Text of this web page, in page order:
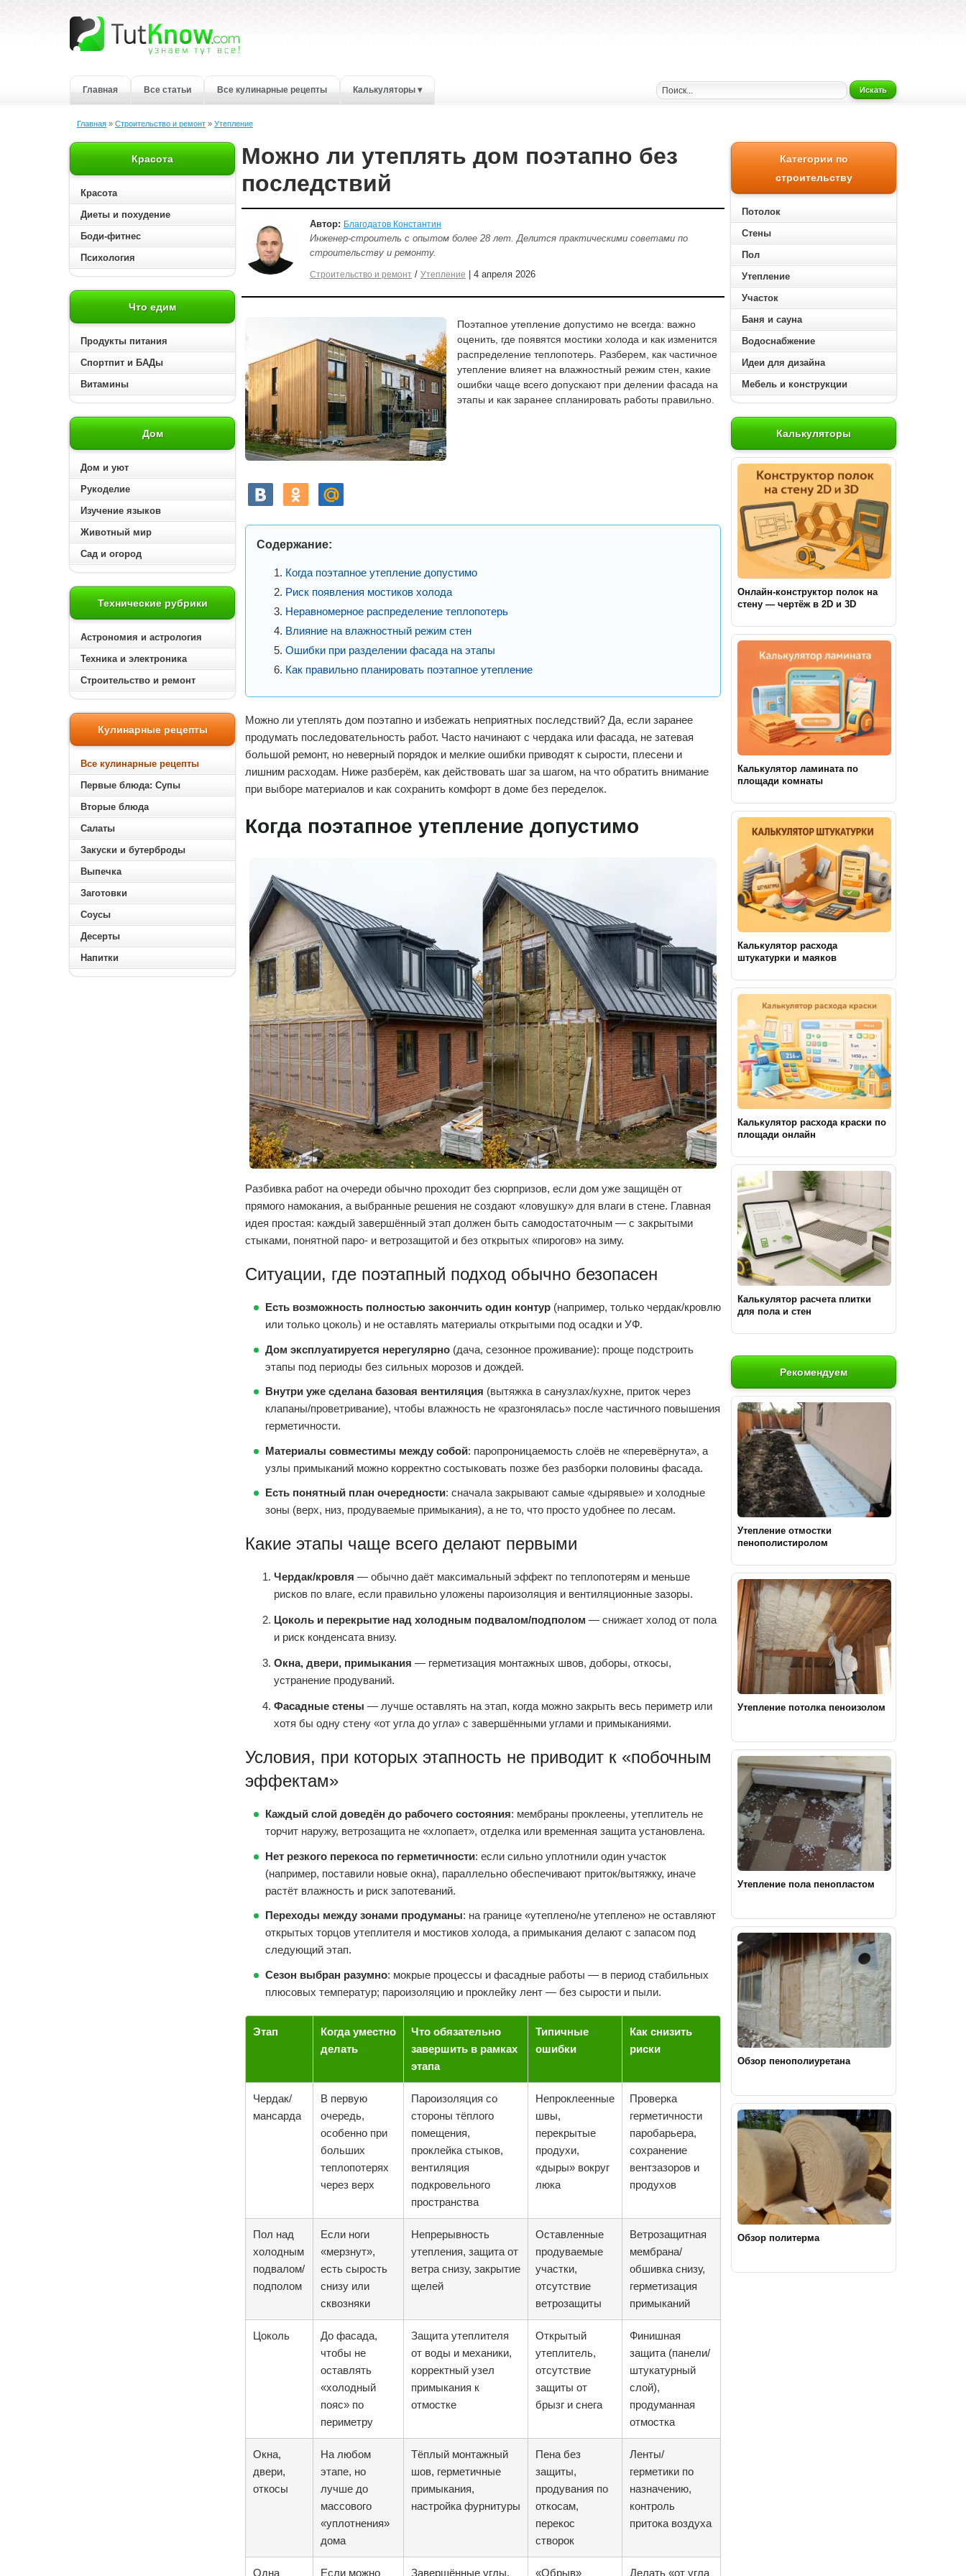
Главная Все статьи Все кулинарные рецепты Калькуляторы ▾ Искать
Главная » Строительство и ремонт » Утепление
Красота
Красота
Диеты и похудение
Боди-фитнес
Психология
Что едим
Продукты питания
Спортпит и БАДы
Витамины
Дом
Дом и уют
Рукоделие
Изучение языков
Животный мир
Сад и огород
Технические рубрики
Астрономия и астрология
Техника и электроника
Строительство и ремонт
Кулинарные рецепты
Все кулинарные рецепты
Первые блюда: Супы
Вторые блюда
Салаты
Закуски и бутерброды
Выпечка
Заготовки
Соусы
Десерты
Напитки
Категории по
строительству
Потолок
Стены
Пол
Утепление
Участок
Баня и сауна
Водоснабжение
Идеи для дизайна
Мебель и конструкции
Калькуляторы
Онлайн-конструктор полок на
стену — чертёж в 2D и 3D
Калькулятор ламината по
площади комнаты
Калькулятор расхода
штукатурки и маяков
Калькулятор расхода краски по
площади онлайн
Калькулятор расчета плитки
для пола и стен
Рекомендуем
Утепление отмостки
пенополистиролом
Утепление потолка пеноизолом
Утепление пола пенопластом
Обзор пенополиуретана
Обзор политерма
Можно ли утеплять дом поэтапно без
последствий
Автор: Благодатов Константин
Инженер-строитель с опытом более 28 лет. Делится практическими советами по
строительству и ремонту.
Строительство и ремонт / Утепление | 4 апреля 2026
Поэтапное утепление допустимо не всегда: важно
оценить, где появятся мостики холода и как изменится
распределение теплопотерь. Разберем, как частичное
утепление влияет на влажностный режим стен, какие
ошибки чаще всего допускают при делении фасада на
этапы и как заранее спланировать работы правильно.
Содержание:
Когда поэтапное утепление допустимо
Риск появления мостиков холода
Неравномерное распределение теплопотерь
Влияние на влажностный режим стен
Ошибки при разделении фасада на этапы
Как правильно планировать поэтапное утепление
Можно ли утеплять дом поэтапно и избежать неприятных последствий? Да, если заранее
продумать последовательность работ. Часто начинают с чердака или фасада, не затевая
большой ремонт, но неверный порядок и мелкие ошибки приводят к сырости, плесени и
лишним расходам. Ниже разберём, как действовать шаг за шагом, на что обратить внимание
при выборе материалов и как сохранить комфорт в доме без переделок.
Когда поэтапное утепление допустимо
Разбивка работ на очереди обычно проходит без сюрпризов, если дом уже защищён от
прямого намокания, а выбранные решения не создают «ловушку» для влаги в стене. Главная
идея простая: каждый завершённый этап должен быть самодостаточным — с закрытыми
стыками, понятной паро- и ветрозащитой и без открытых «пирогов» на зиму.
Ситуации, где поэтапный подход обычно безопасен
Есть возможность полностью закончить один контур (например, только чердак/кровлю
или только цоколь) и не оставлять материалы открытыми под осадки и УФ.
Дом эксплуатируется нерегулярно (дача, сезонное проживание): проще подстроить
этапы под периоды без сильных морозов и дождей.
Внутри уже сделана базовая вентиляция (вытяжка в санузлах/кухне, приток через
клапаны/проветривание), чтобы влажность не «разгонялась» после частичного повышения
герметичности.
Материалы совместимы между собой: паропроницаемость слоёв не «перевёрнута», а
узлы примыканий можно корректно состыковать позже без разборки половины фасада.
Есть понятный план очередности: сначала закрывают самые «дырявые» и холодные
зоны (верх, низ, продуваемые примыкания), а не то, что просто удобнее по лесам.
Какие этапы чаще всего делают первыми
Чердак/кровля — обычно даёт максимальный эффект по теплопотерям и меньше
рисков по влаге, если правильно уложены пароизоляция и вентиляционные зазоры.
Цоколь и перекрытие над холодным подвалом/подполом — снижает холод от пола
и риск конденсата внизу.
Окна, двери, примыкания — герметизация монтажных швов, доборы, откосы,
устранение продуваний.
Фасадные стены — лучше оставлять на этап, когда можно закрыть весь периметр или
хотя бы одну стену «от угла до угла» с завершёнными углами и примыканиями.
Условия, при которых этапность не приводит к «побочным
эффектам»
Каждый слой доведён до рабочего состояния: мембраны проклеены, утеплитель не
торчит наружу, ветрозащита не «хлопает», отделка или временная защита установлена.
Нет резкого перекоса по герметичности: если сильно уплотнили один участок
(например, поставили новые окна), параллельно обеспечивают приток/вытяжку, иначе
растёт влажность и риск запотеваний.
Переходы между зонами продуманы: на границе «утеплено/не утеплено» не оставляют
открытых торцов утеплителя и мостиков холода, а примыкания делают с запасом под
следующий этап.
Сезон выбран разумно: мокрые процессы и фасадные работы — в период стабильных
плюсовых температур; пароизоляцию и проклейку лент — без сырости и пыли.
Этап
Когда уместно
делать
Что обязательно
завершить в рамках
этапа
Типичные
ошибки
Как снизить
риски
Чердак/
мансарда
В первую
очередь,
особенно при
больших
теплопотерях
через верх
Пароизоляция со
стороны тёплого
помещения,
проклейка стыков,
вентиляция
подкровельного
пространства
Непроклеенные
швы,
перекрытые
продухи,
«дыры» вокруг
люка
Проверка
герметичности
паробарьера,
сохранение
вентзазоров и
продухов
Пол над
холодным
подвалом/
подполом
Если ноги
«мерзнут»,
есть сырость
снизу или
сквозняки
Непрерывность
утепления, защита от
ветра снизу, закрытие
щелей
Оставленные
продуваемые
участки,
отсутствие
ветрозащиты
Ветрозащитная
мембрана/
обшивка снизу,
герметизация
примыканий
Цоколь
До фасада,
чтобы не
оставлять
«холодный
пояс» по
периметру
Защита утеплителя
от воды и механики,
корректный узел
примыкания к
отмостке
Открытый
утеплитель,
отсутствие
защиты от
брызг и снега
Финишная
защита (панели/
штукатурный
слой),
продуманная
отмостка
Окна,
двери,
откосы
На любом
этапе, но
лучше до
массового
«уплотнения»
дома
Тёплый монтажный
шов, герметичные
примыкания,
настройка фурнитуры
Пена без
защиты,
продувания по
откосам,
перекос
створок
Ленты/
герметики по
назначению,
контроль
притока воздуха
Одна Если можно Завершённые углы, «Обрыв» Делать «от угла